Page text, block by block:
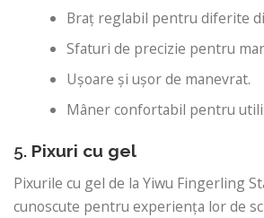
Braț reglabil pentru diferite
Sfaturi de precizie pentru
Ușoare și ușor de manevrat.
Mâner confortabil pentru
5. Pixuri cu gel
Pixurile cu gel de la Yiwu Fingerling
cunoscute pentru experiența lor de